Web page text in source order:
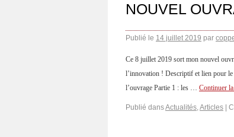
NOUVEL
Publié le 14 juillet 2019 par
Ce 8 juillet 2019 sort mon nouvel
l’innovation ! Descriptif et lien pour
l’ouvrage Partie 1 : les … Continuer
Publié dansActualités,Articles